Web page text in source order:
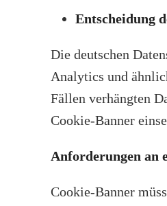
Entscheidung
Die deutschen
Analytics und
Fällen verhängten
Cookie-Banner
Anforderungen an
Cookie-Banner